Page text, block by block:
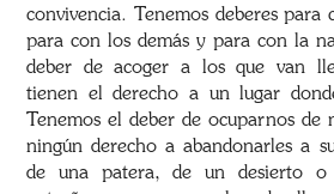
convivencia. Tenemos deberes para
para con los demás y para con la
deber de acoger a los que van
tienen el derecho a un lugar
Tenemos el deber de ocuparnos de
ningún derecho a abandonarles a
de una patera, de un desierto o